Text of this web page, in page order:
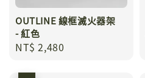
OUTLINE 線框滅火器架
- 紅色
Regular
NT$ 2,480